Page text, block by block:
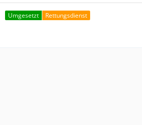
Umgesetzt Rettungsdienst